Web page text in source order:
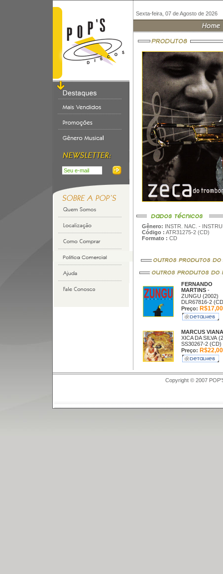
Sexta-feira, 07 de Agosto de 2026
Gênero: INSTR. NAC. -
Código : ATR31275-2 (CD)
Formato : CD
FERNANDO
MARTINS -
ZUNGU (2002)
DLR67816-2
Preço: R$17,00
MARCUS
XICA DA SILVA
SS30267-2 (CD)
Preço: R$22,00
Copyright © 2007